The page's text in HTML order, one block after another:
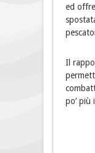
ed
Il
po’ più